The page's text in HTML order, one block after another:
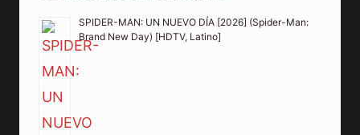
SPIDER-MAN: UN NUEVO DÍA [2026] (Spider-Man:
Brand New Day) [HDTV, Latino]